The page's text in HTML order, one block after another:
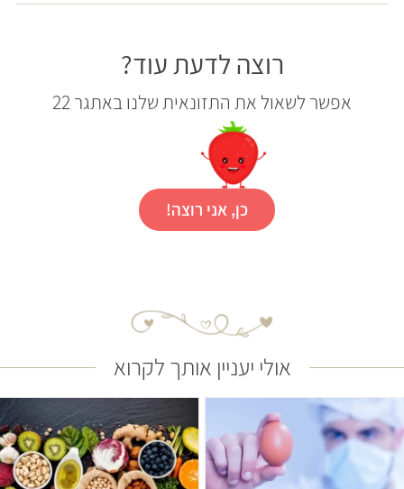
רוצה לדעת עוד?
אפשר לשאול את התזונאית שלנו באתגר 22
כן, אני רוצה!
אולי יעניין אותך לקרוא